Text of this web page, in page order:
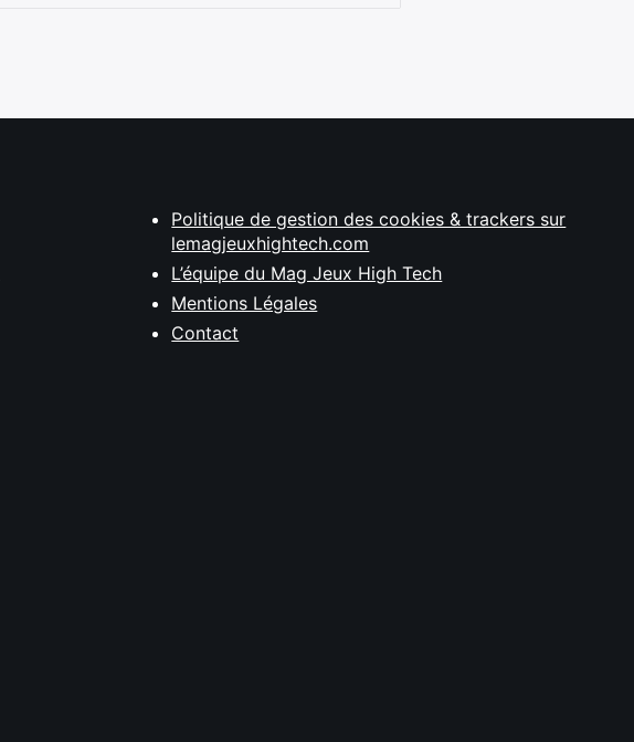
Politique de gestion des cookies & trackers sur
lemagjeuxhightech.com
L’équipe du Mag Jeux High Tech
Mentions Légales
Contact